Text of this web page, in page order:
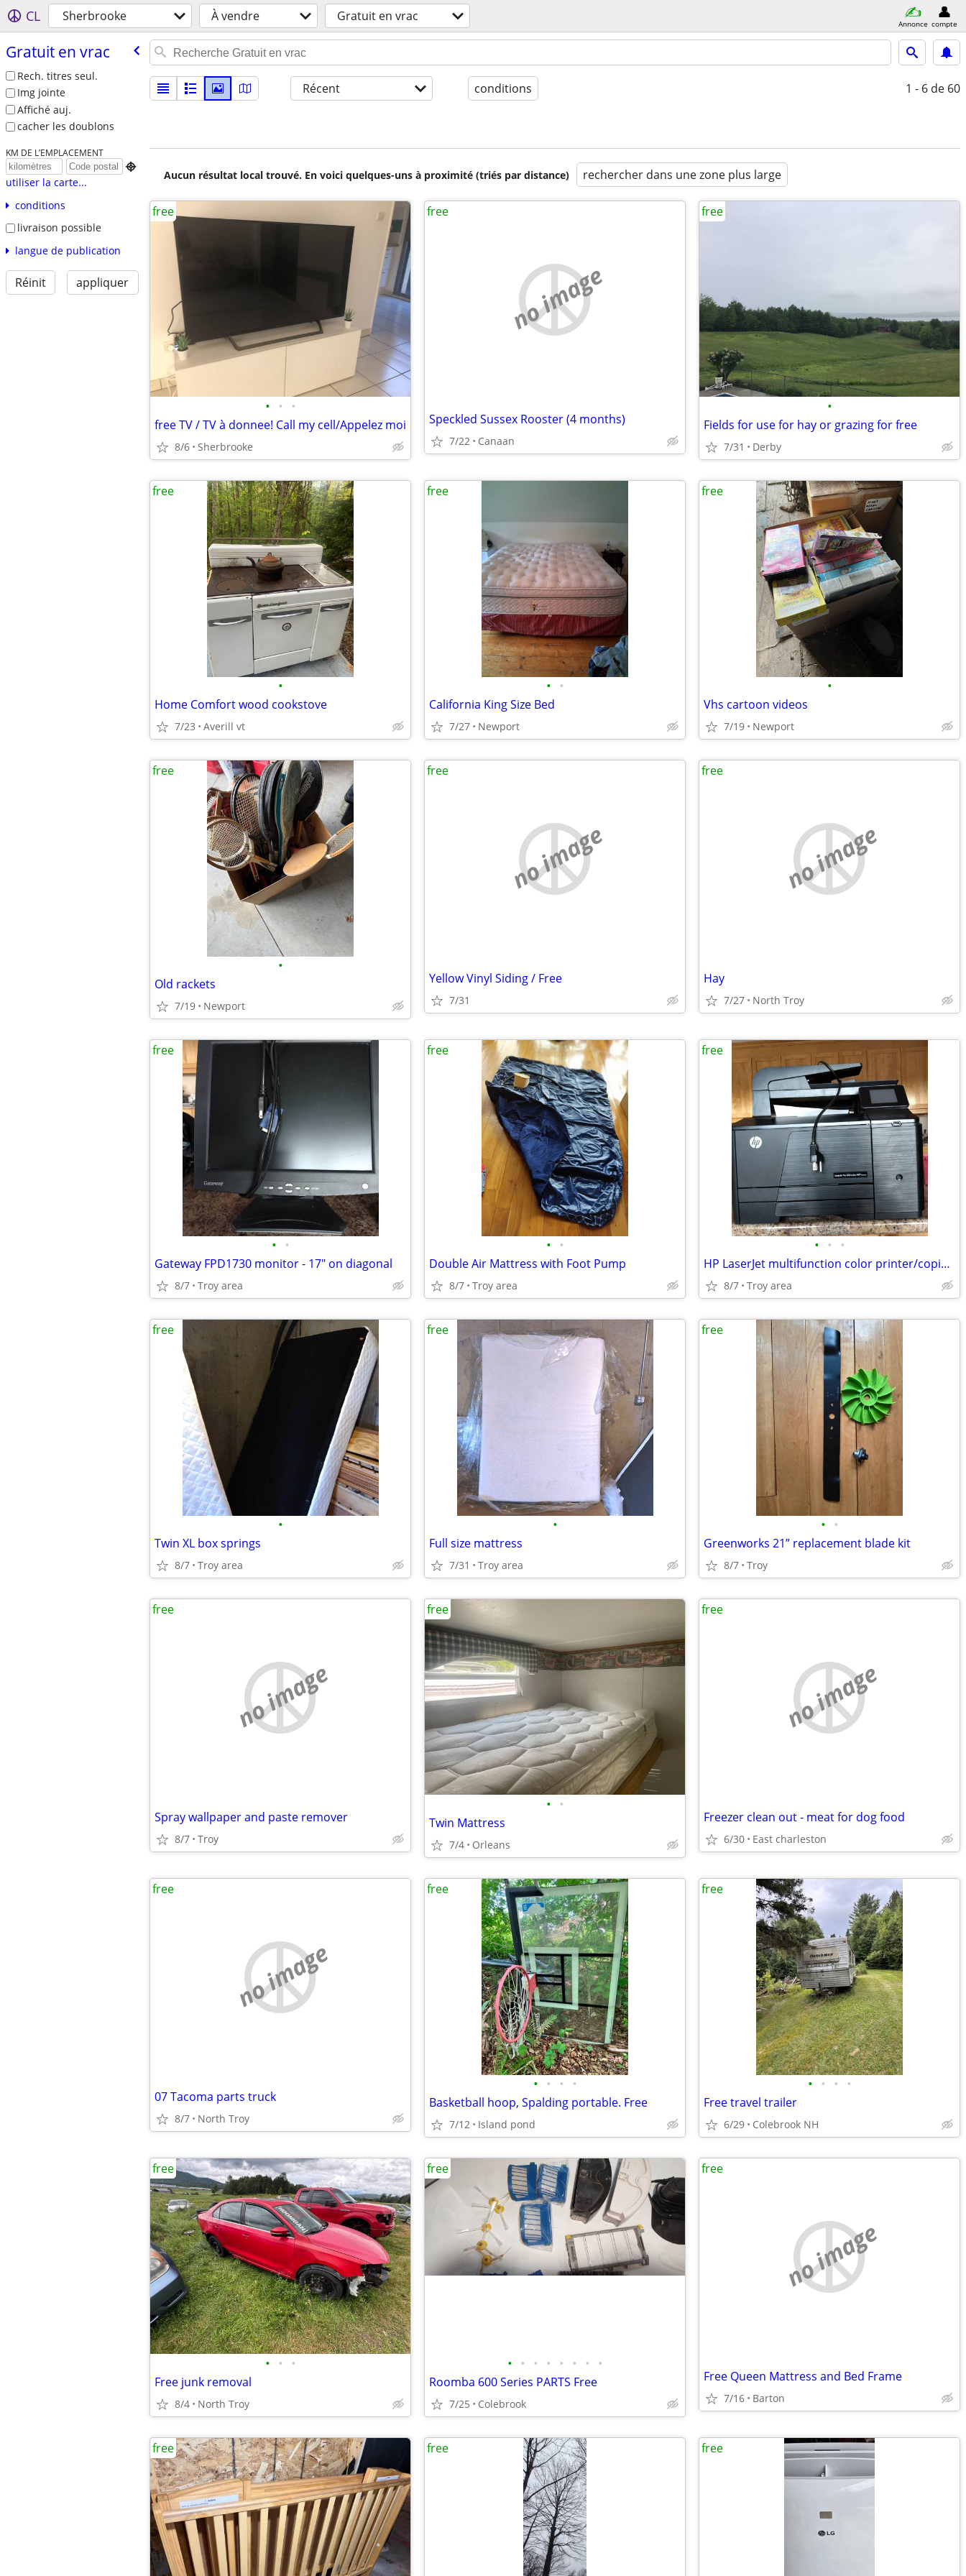
CL Sherbrooke À vendre Gratuit en vrac Annonce compte
Gratuit en vrac
Rech. titres seul.
Img jointe
Affiché auj.
cacher les doublons
KM DE L’EMPLACEMENT

utiliser la carte...
conditions
livraison possible
langue de publication
Réinit appliquer
Récent conditions 1 - 6 de 60
Aucun résultat local trouvé. En voici quelques-uns à proximité (triés par distance) rechercher dans une zone plus large
• • •
free TV / TV à donnee! Call my cell/Appelez moi
8/6 Sherbrooke
free
no image
Speckled Sussex Rooster (4 months)
7/22 Canaan
free
•
Fields for use for hay or grazing for free
7/31 Derby
free
•
Home Comfort wood cookstove
7/23 Averill vt
free
• •
California King Size Bed
7/27 Newport
free
•
Vhs cartoon videos
7/19 Newport
free
•
Old rackets
7/19 Newport
free
no image
Yellow Vinyl Siding / Free
7/31
free
no image
Hay
7/27 North Troy
free
• •
Gateway FPD1730 monitor - 17" on diagonal
8/7 Troy area
free
• •
Double Air Mattress with Foot Pump
8/7 Troy area
free
• • •
HP LaserJet multifunction color printer/copier/scanner/fax
8/7 Troy area
free
•
Twin XL box springs
8/7 Troy area
free
•
Full size mattress
7/31 Troy area
free
• •
Greenworks 21” replacement blade kit
8/7 Troy
free
no image
Spray wallpaper and paste remover
8/7 Troy
free
• •
Twin Mattress
7/4 Orleans
free
no image
Freezer clean out - meat for dog food
6/30 East charleston
free
no image
07 Tacoma parts truck
8/7 North Troy
free
• • • •
Basketball hoop, Spalding portable. Free
7/12 Island pond
free
• • • •
Free travel trailer
6/29 Colebrook NH
free
• • •
Free junk removal
8/4 North Troy
free
• • • • • • • •
Roomba 600 Series PARTS Free
7/25 Colebrook
free
no image
Free Queen Mattress and Bed Frame
7/16 Barton
free
free free free